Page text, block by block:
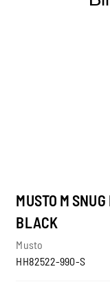
MUSTO M
BLACK
Musto
HH82522-990-S